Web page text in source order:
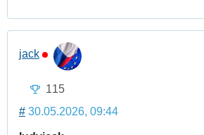
jack
115
# 30.05.2026, 09:44